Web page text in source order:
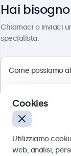
Hai
Chiamaci o inviaci
specialista.
Cookies
Utilizziamo
web, analisi,